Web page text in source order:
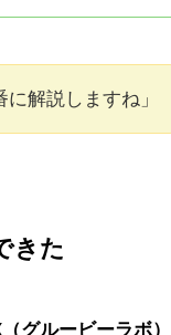
に解説しますね」
きた
グルービーラボ）